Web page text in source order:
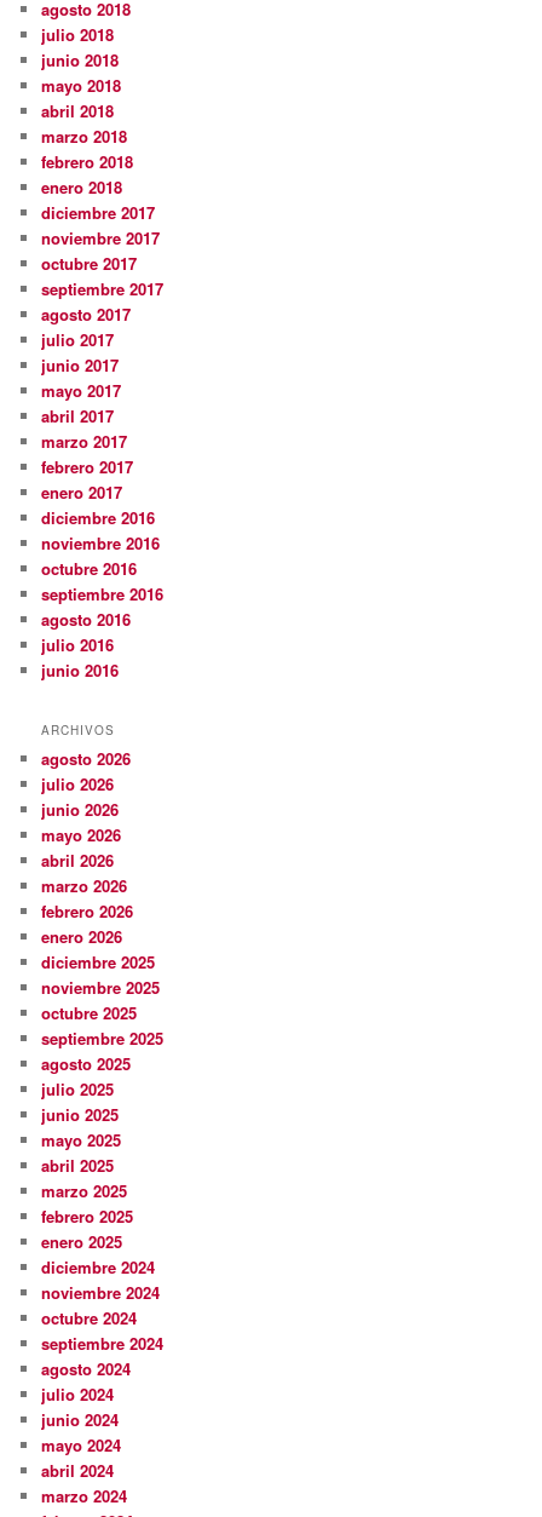
agosto 2018
julio 2018
junio 2018
mayo 2018
abril 2018
marzo 2018
febrero 2018
enero 2018
diciembre 2017
noviembre 2017
octubre 2017
septiembre 2017
agosto 2017
julio 2017
junio 2017
mayo 2017
abril 2017
marzo 2017
febrero 2017
enero 2017
diciembre 2016
noviembre 2016
octubre 2016
septiembre 2016
agosto 2016
julio 2016
junio 2016
ARCHIVOS
agosto 2026
julio 2026
junio 2026
mayo 2026
abril 2026
marzo 2026
febrero 2026
enero 2026
diciembre 2025
noviembre 2025
octubre 2025
septiembre 2025
agosto 2025
julio 2025
junio 2025
mayo 2025
abril 2025
marzo 2025
febrero 2025
enero 2025
diciembre 2024
noviembre 2024
octubre 2024
septiembre 2024
agosto 2024
julio 2024
junio 2024
mayo 2024
abril 2024
marzo 2024